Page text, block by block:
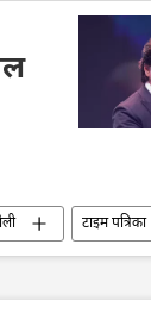
टाइम पत्रिका